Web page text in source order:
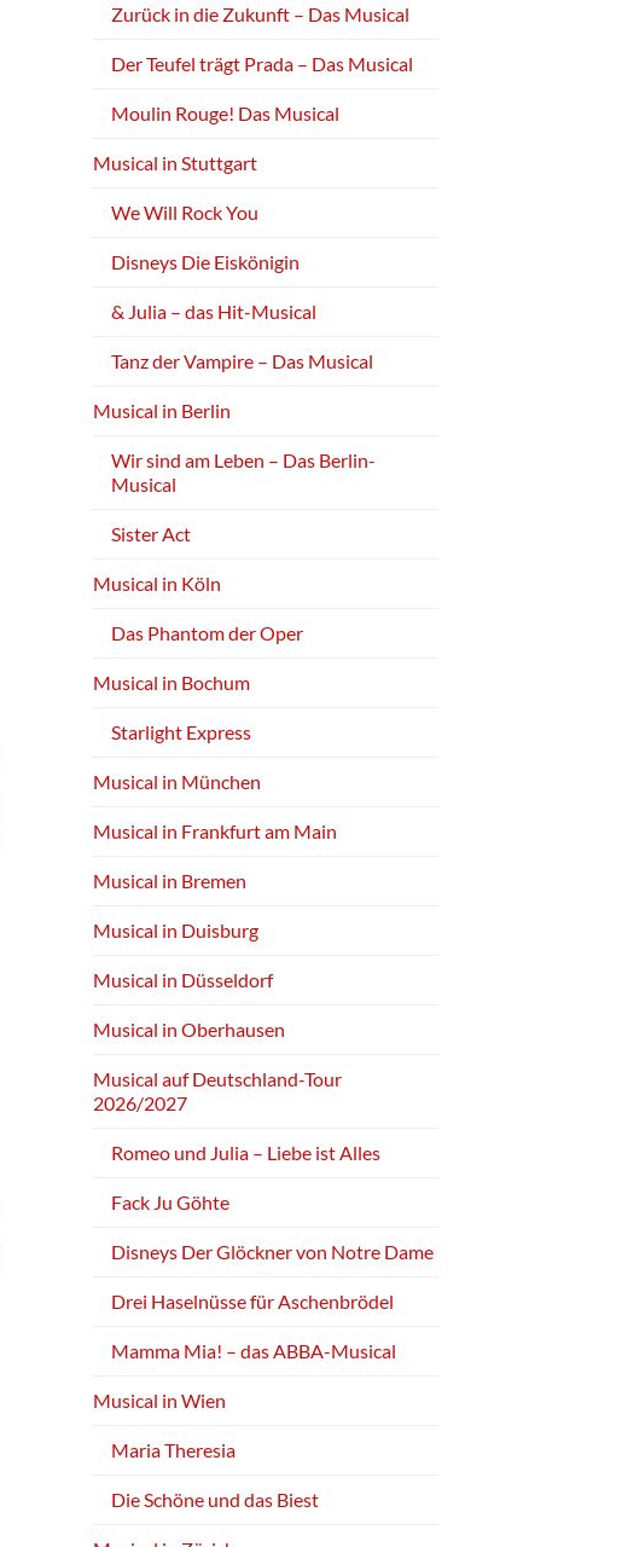
Zurück in die Zukunft – Das Musical
Der Teufel trägt Prada – Das Musical
Moulin Rouge! Das Musical
Musical in Stuttgart
We Will Rock You
Disneys Die Eiskönigin
& Julia – das Hit-Musical
Tanz der Vampire – Das Musical
Musical in Berlin
Wir sind am Leben – Das Berlin-
Musical
Sister Act
Musical in Köln
Das Phantom der Oper
Musical in Bochum
Starlight Express
Musical in München
Musical in Frankfurt am Main
Musical in Bremen
Musical in Duisburg
Musical in Düsseldorf
Musical in Oberhausen
Musical auf Deutschland-Tour
2026/2027
Romeo und Julia – Liebe ist Alles
Fack Ju Göhte
Disneys Der Glöckner von Notre Dame
Drei Haselnüsse für Aschenbrödel
Mamma Mia! – das ABBA-Musical
Musical in Wien
Maria Theresia
Die Schöne und das Biest